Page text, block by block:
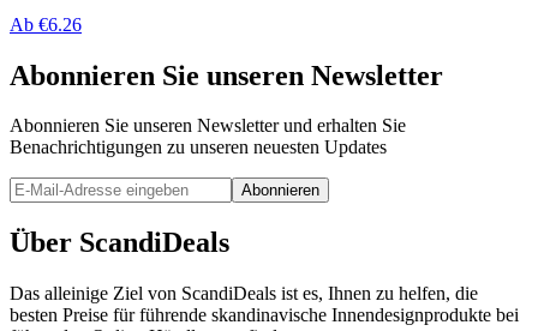
Ab €6.26
Abonnieren Sie unseren Newsletter
Abonnieren Sie unseren Newsletter und erhalten Sie
Benachrichtigungen zu unseren neuesten Updates
Abonnieren
Über ScandiDeals
Das alleinige Ziel von ScandiDeals ist es, Ihnen zu helfen, die
besten Preise für führende skandinavische Innendesignprodukte bei